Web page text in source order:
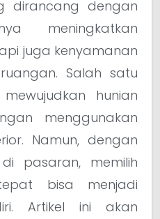
dirancang dengan
meningkatkan
juga kenyamanan
Salah satu
hunian
menggunakan
Namun, dengan
pasaran, memilih
bisa menjadi
Artikel ini akan